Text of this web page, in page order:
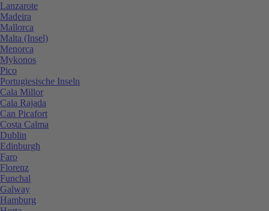
Lanzarote
Madeira
Mallorca
Malta (Insel)
Menorca
Mykonos
Pico
Portugiesische Inseln
Cala Millor
Cala Rajada
Can Picafort
Costa Calma
Dublin
Edinburgh
Faro
Florenz
Funchal
Galway
Hamburg